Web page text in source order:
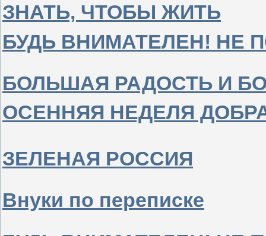
ЗНАТЬ, ЧТОБЫ ЖИТЬ
БУДЬ ВНИМАТЕЛЕН! НЕ
БОЛЬШАЯ РАДОСТЬ И
ОСЕННЯЯ НЕДЕЛЯ
ЗЕЛЕНАЯ РОССИЯ
Внуки по переписке